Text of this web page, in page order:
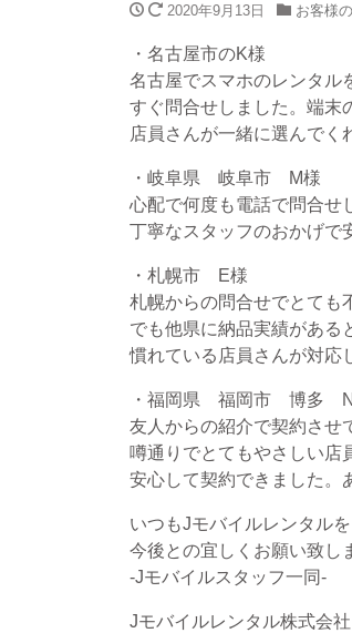
2020年9月13日 お客様
・名古屋市のK様
名古屋でスマホのレンタル
すぐ問合せしました。端末
店員さんが一緒に選んでく
・岐阜県 岐阜市 M様
心配で何度も電話で問合せ
丁寧なスタッフのおかげで
・札幌市 E様
札幌からの問合せでとても
でも他県に納品実績がある
慣れている店員さんが対応
・福岡県 福岡市 博多
友人からの紹介で契約させ
噂通りでとてもやさしい店
安心して契約できました。
いつもJモバイルレンタル
今後との宜しくお願い致し
-Jモバイルスタッフ一同-
Jモバイルレンタル株式会社